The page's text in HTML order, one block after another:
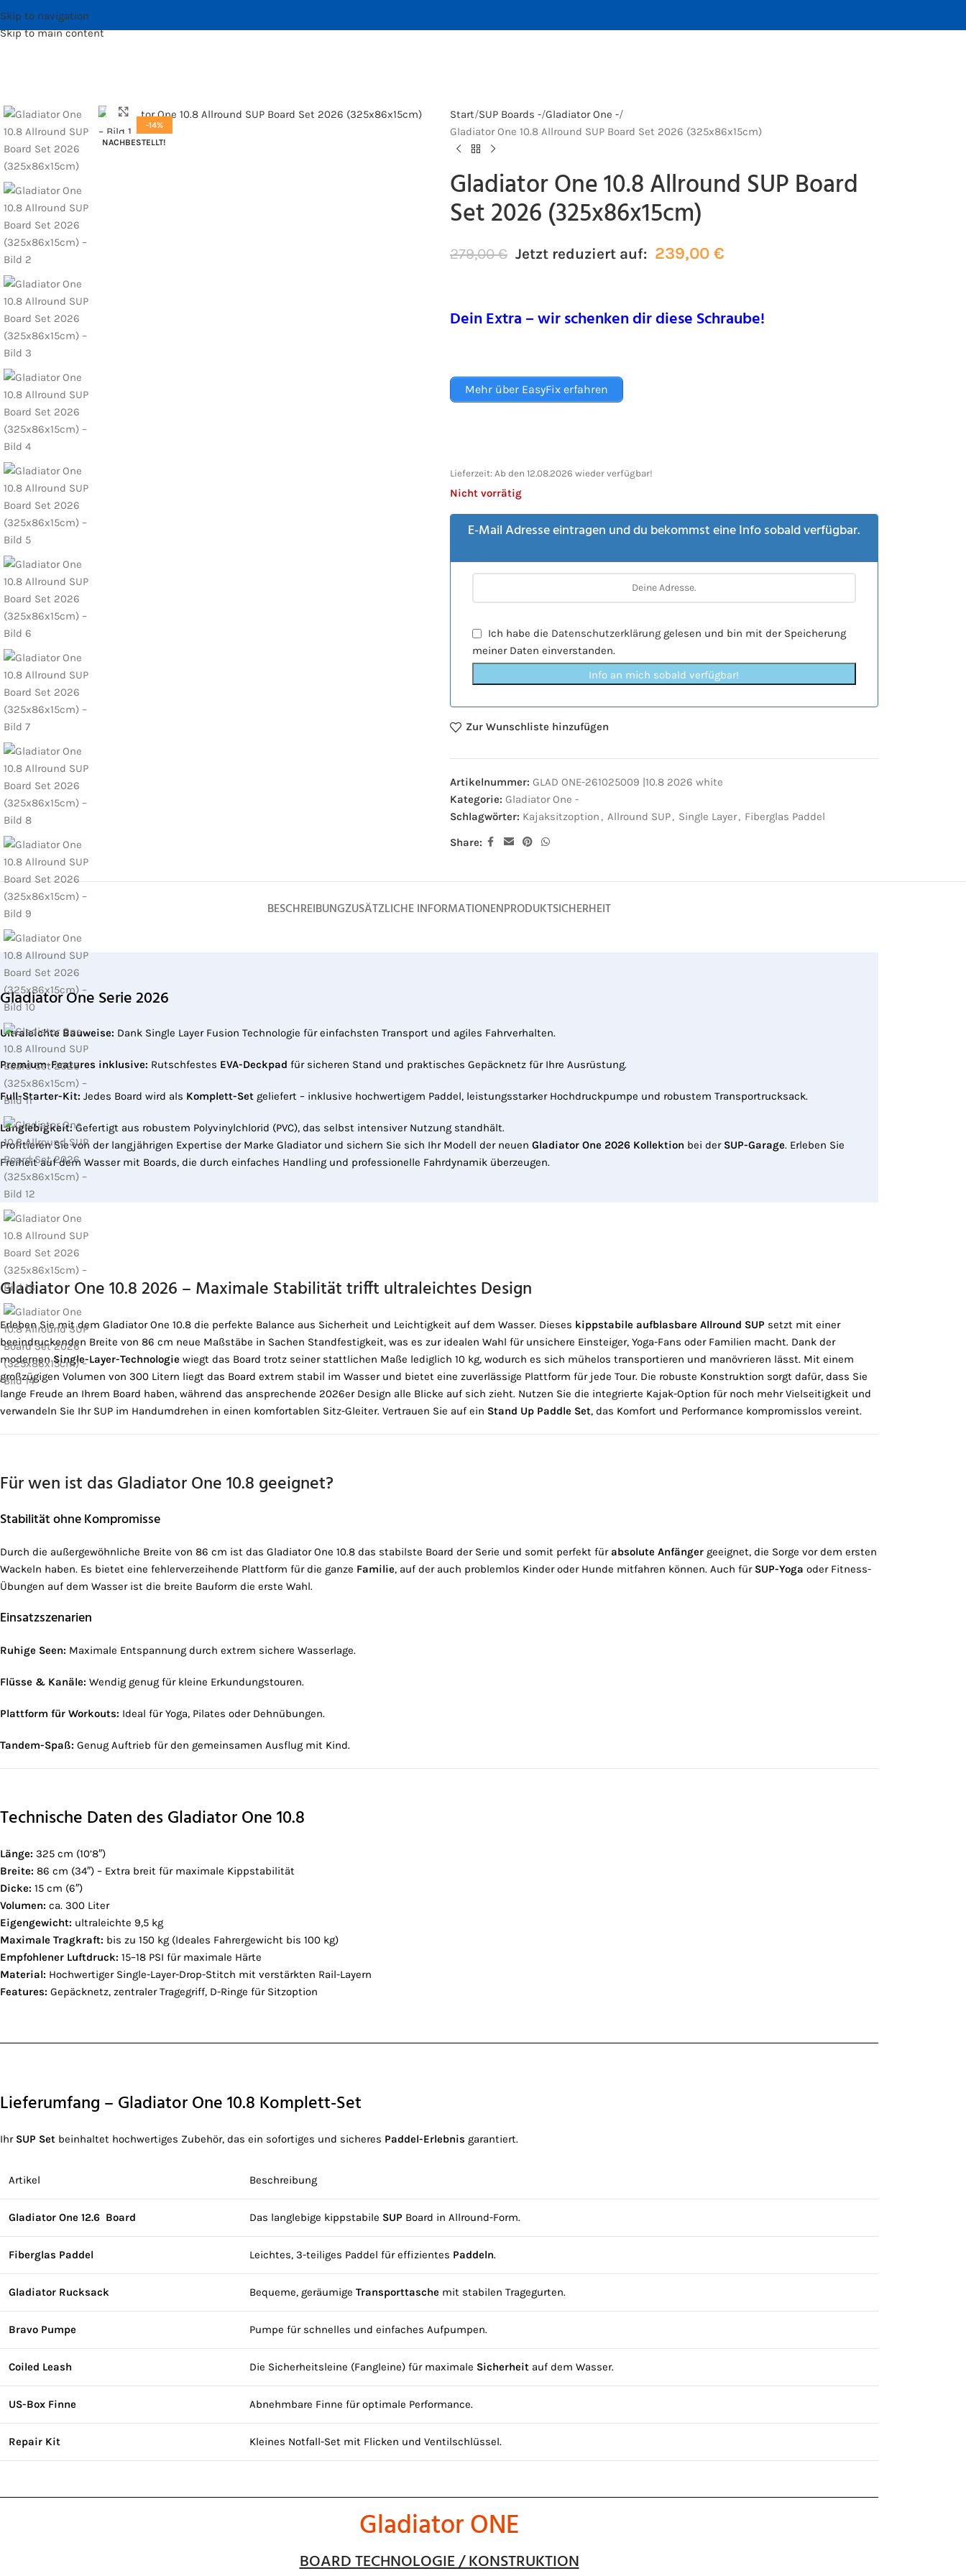
Skip to navigation
Skip to main content
-14%
NACHBESTELLT!
Bild vergrößern Start SUP Boards - Gladiator One -
Gladiator One 10.8 Allround SUP Board Set 2026 (325x86x15cm)
Gladiator One 10.8 Allround SUP Board
Set 2026 (325x86x15cm)
279,00€ Jetzt reduziert auf: 239,00 €
Dein Extra – wir schenken dir diese Schraube!
Mehr über EasyFix erfahren
Lieferzeit: Ab den 12.08.2026 wieder verfügbar!
Nicht vorrätig
E-Mail Adresse eintragen und du bekommst eine Info sobald verfügbar.
Ich habe die Datenschutzerklärunggelesen und bin mit der Speicherung
meiner Daten einverstanden.
Info an mich sobald verfügbar!
Zur Wunschliste hinzufügen
Artikelnummer: GLAD ONE-261025009 |10.8 2026 white
Kategorie: Gladiator One -
Schlagwörter: Kajaksitzoption , Allround SUP, Single Layer, Fiberglas Paddel
Share:
BESCHREIBUNGZUSÄTZLICHE INFORMATIONENPRODUKTSICHERHEIT
Gladiator One Serie 2026
Ultraleichte Bauweise: Dank Single Layer Fusion Technologie für einfachsten Transport und agiles Fahrverhalten.
Premium-Features inklusive: Rutschfestes EVA-Deckpad für sicheren Stand und praktisches Gepäcknetz für Ihre Ausrüstung.
Full-Starter-Kit: Jedes Board wird als Komplett-Set geliefert – inklusive hochwertigem Paddel, leistungsstarker Hochdruckpumpe und robustem Transportrucksack.
Langlebigkeit:Gefertigt aus robustem Polyvinylchlorid (PVC), das selbst intensiver Nutzung standhält.
Profitieren Sie von der langjährigen Expertise der Marke Gladiator und sichern Sie sich Ihr Modell der neuen Gladiator One 2026 Kollektion bei der SUP-Garage. Erleben Sie
Freiheit auf dem Wasser mit Boards, die durch einfaches Handling und professionelle Fahrdynamik überzeugen.
Gladiator One 10.8 2026 – Maximale Stabilität trifft ultraleichtes Design
Erleben Sie mit dem Gladiator One 10.8 die perfekte Balance aus Sicherheit und Leichtigkeit auf dem Wasser. Dieses kippstabile aufblasbare Allround SUP setzt mit einer
beeindruckenden Breite von 86 cm neue Maßstäbe in Sachen Standfestigkeit, was es zur idealen Wahl für unsichere Einsteiger, Yoga-Fans oder Familien macht. Dank der
modernenSingle-Layer-Technologie wiegt das Board trotz seiner stattlichen Maße lediglich 10 kg, wodurch es sich mühelos transportieren und manövrieren lässt. Mit einem
großzügigen Volumen von 300 Litern liegt das Board extrem stabil im Wasser und bietet eine zuverlässige Plattform für jede Tour. Die robuste Konstruktion sorgt dafür, dass Sie
lange Freude an Ihrem Board haben, während das ansprechende 2026er Design alle Blicke auf sich zieht. Nutzen Sie die integrierte Kajak-Option für noch mehr Vielseitigkeit und
verwandeln Sie Ihr SUP im Handumdrehen in einen komfortablen Sitz-Gleiter. Vertrauen Sie auf ein Stand Up Paddle Set, das Komfort und Performance kompromisslos vereint.
Für wen ist das Gladiator One 10.8 geeignet?
Stabilität ohne Kompromisse
Durch die außergewöhnliche Breite von 86 cm ist das Gladiator One 10.8 das stabilste Board der Serie und somit perfekt für absolute Anfänger geeignet, die Sorge vor dem ersten
Wackeln haben. Es bietet eine fehlerverzeihende Plattform für die ganze Familie, auf der auch problemlos Kinder oder Hunde mitfahren können. Auch für SUP-Yoga oder Fitness-
Übungen auf dem Wasser ist die breite Bauform die erste Wahl.
Einsatzszenarien
Ruhige Seen: Maximale Entspannung durch extrem sichere Wasserlage.
Flüsse & Kanäle: Wendig genug für kleine Erkundungstouren.
Plattform für Workouts: Ideal für Yoga, Pilates oder Dehnübungen.
Tandem-Spaß: Genug Auftrieb für den gemeinsamen Ausflug mit Kind.
Technische Daten des Gladiator One 10.8
Länge: 325 cm (10’8″)
Breite: 86 cm (34″) – Extra breit für maximale Kippstabilität
Dicke: 15 cm (6″)
Volumen: ca. 300 Liter
Eigengewicht: ultraleichte 9,5 kg
Maximale Tragkraft: bis zu 150 kg (Ideales Fahrergewicht bis 100 kg)
Empfohlener Luftdruck: 15–18 PSI für maximale Härte
Material: Hochwertiger Single-Layer-Drop-Stitch mit verstärkten Rail-Layern
Features: Gepäcknetz, zentraler Tragegriff, D-Ringe für Sitzoption
Lieferumfang – Gladiator One 10.8 Komplett-Set
Ihr SUP Set beinhaltet hochwertiges Zubehör, das ein sofortiges und sicheres Paddel-Erlebnis garantiert.
Artikel Beschreibung
Gladiator One 12.6 Board Das langlebige kippstabile SUP Board in Allround-Form.
Fiberglas Paddel Leichtes, 3-teiliges Paddel für effizientes Paddeln.
Gladiator Rucksack Bequeme, geräumige Transporttasche mit stabilen Tragegurten.
Bravo Pumpe Pumpe für schnelles und einfaches Aufpumpen.
Coiled Leash Die Sicherheitsleine (Fangleine) für maximale Sicherheit auf dem Wasser.
US-Box Finne Abnehmbare Finne für optimale Performance.
Repair Kit Kleines Notfall-Set mit Flicken und Ventilschlüssel.
Gladiator ONE
BOARD TECHNOLOGIE / KONSTRUKTION